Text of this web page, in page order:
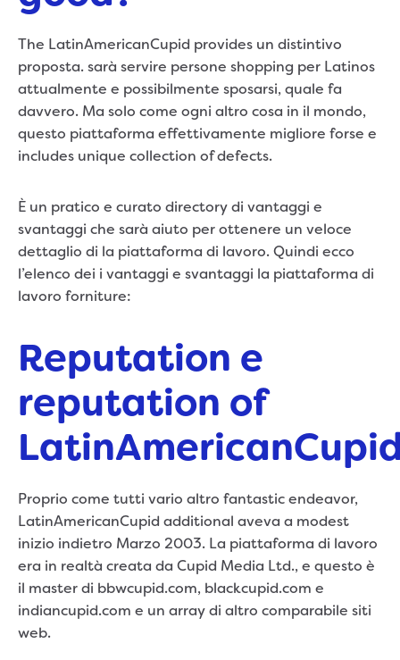
The LatinAmericanCupid provides un distintivo
proposta. sarà servire persone shopping per Latinos
attualmente e possibilmente sposarsi, quale fa
davvero. Ma solo come ogni altro cosa in il mondo,
questo piattaforma effettivamente migliore forse e
includes unique collection of defects.
È un pratico e curato directory di vantaggi e
svantaggi che sarà aiuto per ottenere un veloce
dettaglio di la piattaforma di lavoro. Quindi ecco
l’elenco dei i vantaggi e svantaggi la piattaforma di
lavoro forniture:
Reputation e
reputation of
Proprio come tutti vario altro fantastic endeavor,
LatinAmericanCupid additional aveva a modest
inizio indietro Marzo 2003. La piattaforma di lavoro
era in realtà creata da Cupid Media Ltd., e questo è
il master di bbwcupid.com, blackcupid.com e
indiancupid.com e un array di altro comparabile siti
web.